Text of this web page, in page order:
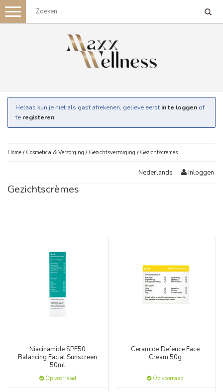
Toggle
navigation
Helaas kun je niet als gast afrekenen, gelieve eerst in te loggen of
te registeren.
Home / Cosmetica & Verzorging / Gezichtsverzorging / Gezichtscrèmes
Nederlands Inloggen
Gezichtscrèmes
Niacinamide SPF50
Balancing Facial Sunscreen
50ml
Op voorraad
Ceramide Defence Face
Cream 50g
Op voorraad